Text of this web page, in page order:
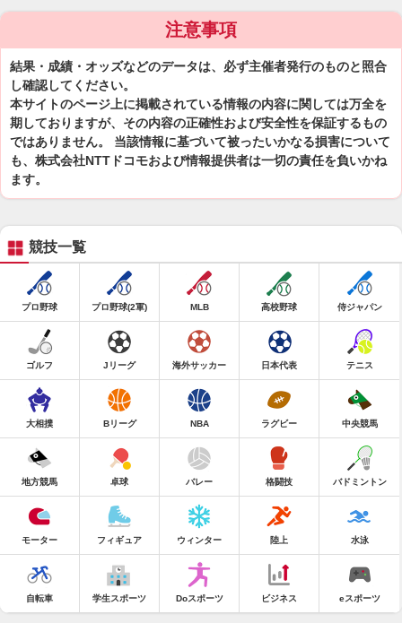
注意事項
結果・成績・オッズなどのデータは、必ず主催者発行のものと照合
し確認してください。
本サイトのページ上に掲載されている情報の内容に関しては万全を
期しておりますが、その内容の正確性および安全性を保証するもの
ではありません。 当該情報に基づいて被ったいかなる損害について
も、株式会社NTTドコモおよび情報提供者は一切の責任を負いかね
ます。
競技一覧
プロ野球 プロ野球(2軍) MLB 高校野球 侍ジャパン
ゴルフ Jリーグ 海外サッカー 日本代表 テニス
大相撲 Bリーグ NBA ラグビー 中央競馬
地方競馬 卓球 バレー 格闘技 バドミントン
モーター フィギュア ウィンター 陸上 水泳
自転車 学生スポーツ Doスポーツ ビジネス eスポーツ